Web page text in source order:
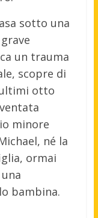
sotto una
un trauma
scopre di
otto
minore
né la
ormai
bambina.